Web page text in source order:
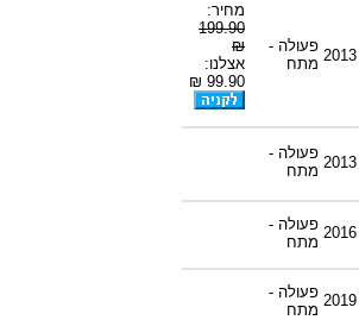
2013
פעולה -
מתח
מחיר:
199.90
₪
אצלנו:
99.90 ₪
2013
פעולה -
מתח
2016 פעולה -
מתח
2019 פעולה -
מתח